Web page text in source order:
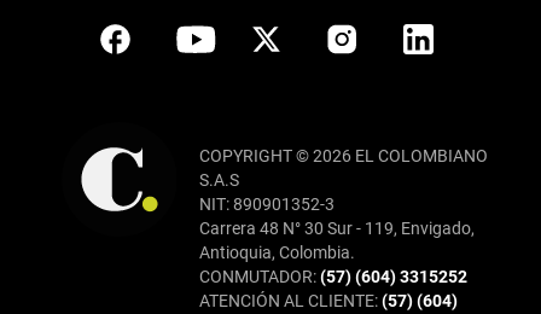
COPYRIGHT © 2026 EL COLOMBIANO
S.A.S
NIT: 890901352-3
Carrera 48 N° 30 Sur - 119, Envigado,
Antioquia, Colombia.
CONMUTADOR:(57) (604) 3315252
ATENCIÓN AL CLIENTE:(57) (604)